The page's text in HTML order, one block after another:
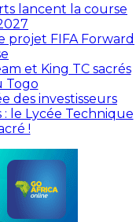
lancent la course
projet FIFA Forward
et King TC sacrés
Togo
des investisseurs
: le Lycée Technique
!